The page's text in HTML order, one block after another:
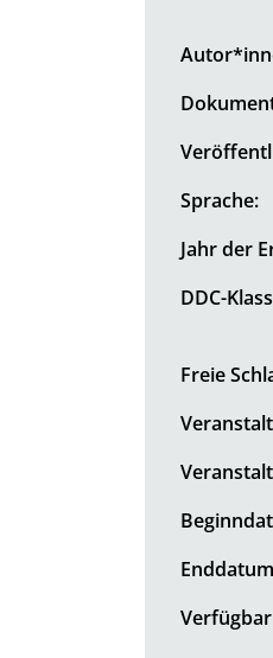
Sprache:
Jahr der
DDC-
Freie